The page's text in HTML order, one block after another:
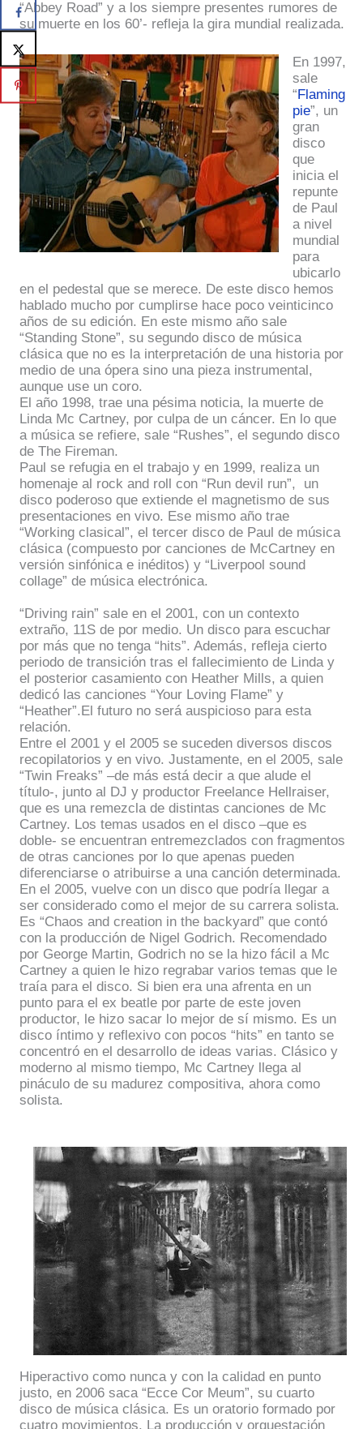
“Abbey Road” y a los siempre presentes rumores de
su muerte en los 60’- refleja la gira mundial realizada.
En 1997,
sale
“Flaming
pie”, un
gran
disco
que
inicia el
repunte
de Paul
a nivel
mundial
para
ubicarlo
en el pedestal que se merece. De este disco hemos
hablado mucho por cumplirse hace poco veinticinco
años de su edición. En este mismo año sale
“Standing Stone”, su segundo disco de música
clásica que no es la interpretación de una historia por
medio de una ópera sino una pieza instrumental,
aunque use un coro.
El año 1998, trae una pésima noticia, la muerte de
Linda Mc Cartney, por culpa de un cáncer. En lo que
a música se refiere, sale “Rushes”, el segundo disco
de The Fireman.
Paul se refugia en el trabajo y en 1999, realiza un
homenaje al rock and roll con “Run devil run”,
un
disco poderoso que extiende el magnetismo de sus
presentaciones en vivo. Ese mismo año trae
“Working clasical”, el tercer disco de Paul de música
clásica (compuesto por canciones de McCartney en
versión sinfónica e inéditos) y “Liverpool sound
collage” de música electrónica.
“Driving rain” sale en el 2001, con un contexto
extraño, 11S de por medio. Un disco para escuchar
por más que no tenga “hits”. Además, refleja cierto
periodo de transición tras el fallecimiento de Linda y
el posterior casamiento con Heather Mills, a quien
dedicó las canciones “Your Loving Flame” y
“Heather”.El futuro no será auspicioso para esta
relación.
Entre el 2001 y el 2005 se suceden diversos discos
recopilatorios y en vivo. Justamente, en el 2005, sale
“Twin Freaks” –de más está decir a que alude el
título-, junto al DJ y productor Freelance Hellraiser,
que es una remezcla de distintas canciones de Mc
Cartney. Los temas usados en el disco –que es
doble- se encuentran entremezclados con fragmentos
de otras canciones por lo que apenas pueden
diferenciarse o atribuirse a una canción determinada.
En el 2005, vuelve con un disco que podría llegar a
ser considerado como el mejor de su carrera solista.
Es “Chaos and creation in the backyard” que contó
con la producción de Nigel Godrich. Recomendado
por George Martin, Godrich no se la hizo fácil a Mc
Cartney a quien le hizo regrabar varios temas que le
traía para el disco. Si bien era una afrenta en un
punto para el ex beatle por parte de este joven
productor, le hizo sacar lo mejor de sí mismo. Es un
disco íntimo y reflexivo con pocos “hits” en tanto se
concentró en el desarrollo de ideas varias. Clásico y
moderno al mismo tiempo, Mc Cartney llega al
pináculo de su madurez compositiva, ahora como
solista.
Hiperactivo como nunca y con la calidad en punto
justo, en 2006 saca “Ecce Cor Meum”, su cuarto
disco de música clásica. Es un oratorio formado por
cuatro movimientos. La producción y orquestación